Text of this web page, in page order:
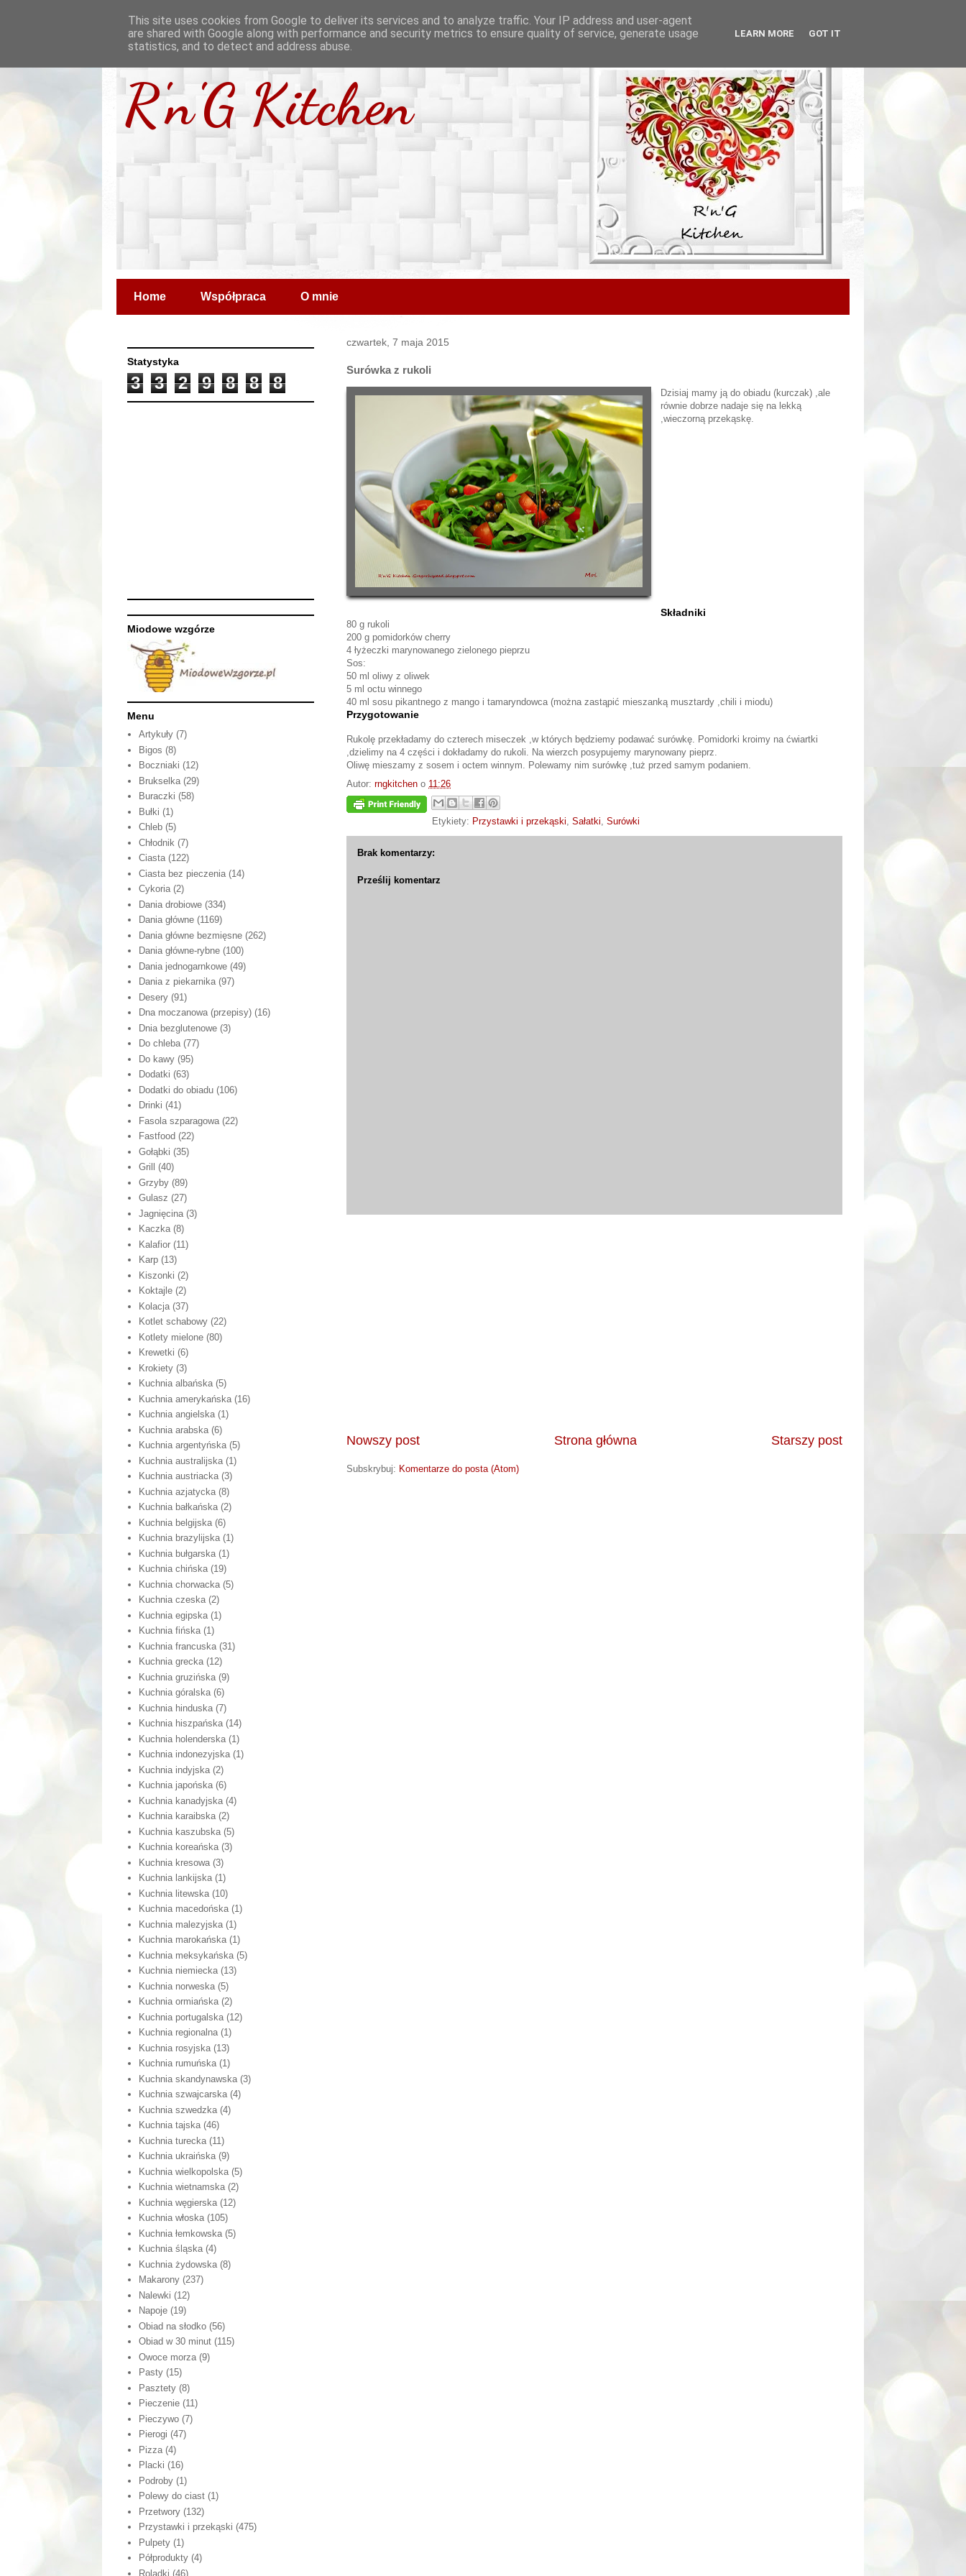
R'n'G Kitchen
Home Współpraca O mnie
czwartek, 7 maja 2015
Surówka z rukoli
Dzisiaj mamy ją do obiadu (kurczak) ,ale
równie dobrze nadaje się na lekką
,wieczorną przekąskę.
Składniki
80 g rukoli
200 g pomidorków cherry
4 łyżeczki marynowanego zielonego pieprzu
Sos:
50 ml oliwy z oliwek
5 ml octu winnego
40 ml sosu pikantnego z mango i tamaryndowca (można zastąpić mieszanką musztardy ,chili i miodu)
Przygotowanie
Rukolę przekładamy do czterech miseczek ,w których będziemy podawać surówkę. Pomidorki kroimy na ćwiartki
,dzielimy na 4 części i dokładamy do rukoli. Na wierzch posypujemy marynowany pieprz.
Oliwę mieszamy z sosem i octem winnym. Polewamy nim surówkę ,tuż przed samym podaniem.
Autor: rngkitchen o 11:26
Etykiety: Przystawki i przekąski, Sałatki, Surówki
Brak komentarzy:
Prześlij komentarz
Nowszy post Starszy post
Strona główna
Subskrybuj: Komentarze do posta (Atom)
Statystyka
3 3 2 9 8 8 8
Miodowe wzgórze
Menu
Artykuły (7)
Bigos (8)
Boczniaki (12)
Brukselka (29)
Buraczki (58)
Bułki (1)
Chleb (5)
Chłodnik (7)
Ciasta (122)
Ciasta bez pieczenia (14)
Cykoria (2)
Dania drobiowe (334)
Dania główne (1169)
Dania główne bezmięsne (262)
Dania główne-rybne (100)
Dania jednogarnkowe (49)
Dania z piekarnika (97)
Desery (91)
Dna moczanowa (przepisy) (16)
Dnia bezglutenowe (3)
Do chleba (77)
Do kawy (95)
Dodatki (63)
Dodatki do obiadu (106)
Drinki (41)
Fasola szparagowa (22)
Fastfood (22)
Gołąbki (35)
Grill
(40)
Grzyby (89)
Gulasz (27)
Jagnięcina (3)
Kaczka (8)
Kalafior (11)
Karp (13)
Kiszonki (2)
Koktajle (2)
Kolacja (37)
Kotlet schabowy (22)
Kotlety mielone (80)
Krewetki (6)
Krokiety (3)
Kuchnia albańska (5)
Kuchnia amerykańska (16)
Kuchnia angielska (1)
Kuchnia arabska (6)
Kuchnia argentyńska (5)
Kuchnia australijska (1)
Kuchnia austriacka (3)
Kuchnia azjatycka (8)
Kuchnia bałkańska (2)
Kuchnia belgijska (6)
Kuchnia brazylijska (1)
Kuchnia bułgarska (1)
Kuchnia chińska (19)
Kuchnia chorwacka (5)
Kuchnia czeska (2)
Kuchnia egipska (1)
Kuchnia fińska (1)
Kuchnia francuska (31)
Kuchnia grecka (12)
Kuchnia gruzińska (9)
Kuchnia góralska (6)
Kuchnia hinduska (7)
Kuchnia hiszpańska (14)
Kuchnia holenderska (1)
Kuchnia indonezyjska (1)
Kuchnia indyjska (2)
Kuchnia japońska (6)
Kuchnia kanadyjska (4)
Kuchnia karaibska (2)
Kuchnia kaszubska (5)
Kuchnia koreańska (3)
Kuchnia kresowa (3)
Kuchnia lankijska (1)
Kuchnia litewska (10)
Kuchnia macedońska (1)
Kuchnia malezyjska (1)
Kuchnia marokańska (1)
Kuchnia meksykańska (5)
Kuchnia niemiecka (13)
Kuchnia norweska (5)
Kuchnia ormiańska (2)
Kuchnia portugalska (12)
Kuchnia regionalna (1)
Kuchnia rosyjska (13)
Kuchnia rumuńska (1)
Kuchnia skandynawska (3)
Kuchnia szwajcarska (4)
Kuchnia szwedzka (4)
Kuchnia tajska (46)
Kuchnia turecka (11)
Kuchnia ukraińska (9)
Kuchnia wielkopolska (5)
Kuchnia wietnamska (2)
Kuchnia węgierska (12)
Kuchnia włoska (105)
Kuchnia łemkowska (5)
Kuchnia śląska (4)
Kuchnia żydowska (8)
Makarony (237)
Nalewki (12)
Napoje (19)
Obiad na słodko (56)
Obiad w 30 minut (115)
Owoce morza (9)
Pasty (15)
Pasztety (8)
Pieczenie (11)
Pieczywo (7)
Pierogi (47)
Pizza (4)
Placki (16)
Podroby (1)
Polewy do ciast (1)
Przetwory (132)
Przystawki i przekąski (475)
Pulpety (1)
Półprodukty (4)
Roladki (46)
This site uses cookies from Google to deliver its services and to analyze traffic. Your IP address and user-agent
are shared with Google along with performance and security metrics to ensure quality of service, generate usage
statistics, and to detect and address abuse.
LEARN MORE GOT IT